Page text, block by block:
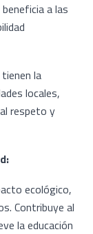
a las
la
locales,
respeto y
ecológico,
Contribuye al
la educación